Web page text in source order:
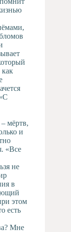
как
мёртв,
и
«Все
не
в
этом
есть
Мне